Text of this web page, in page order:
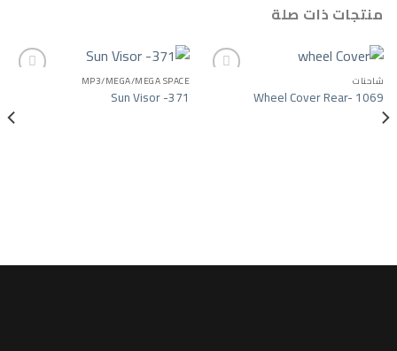
صلة
Add to wishlist Wheel
to wishlist
MP3/MEGA/MEGA SPACE
Sun Visor -371